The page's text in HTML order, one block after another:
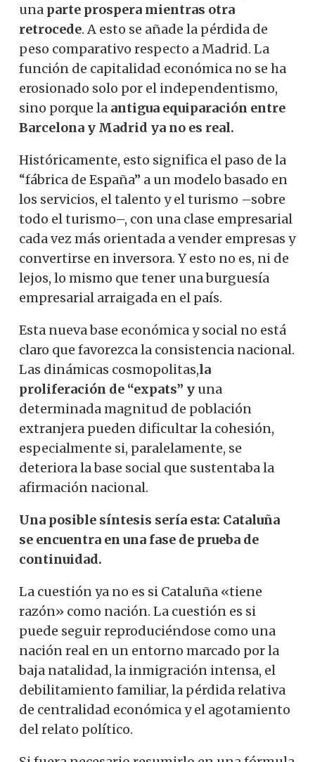
una parte prospera mientras otra
retrocede. A esto se añade la pérdida de
peso comparativo respecto a Madrid. La
función de capitalidad económica no se ha
erosionado solo por el independentismo,
sino porque la antigua equiparación entre
Barcelona y Madrid ya no es real.
Históricamente, esto significa el paso de la
“fábrica de España” a un modelo basado en
los servicios, el talento y el turismo –sobre
todo el turismo–, con una clase empresarial
cadavez más orientada a vender empresas y
convertirse en inversora. Y esto no es, ni de
lejos, lo mismo que tener una burguesía
empresarial arraigada en el país.
Esta nueva base económica y social no está
claro que favorezca la consistencia nacional.
Las dinámicas cosmopolitas,la
proliferación de “expats” y una
determinada magnitud de población
extranjera pueden dificultar la cohesión,
especialmente si, paralelamente, se
deteriora la base social que sustentaba la
afirmación nacional.
Una posible síntesis sería esta: Cataluña
se encuentra en una fase de prueba de
continuidad.
La cuestión ya no es si Cataluña «tiene
razón» como nación. La cuestión es si
puede seguir reproduciéndose como una
nación real en un entorno marcado por la
baja natalidad, la inmigración intensa, el
debilitamiento familiar, la pérdida relativa
de centralidad económica y el agotamiento
del relato político.